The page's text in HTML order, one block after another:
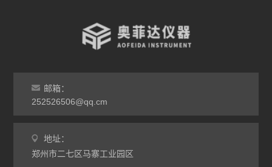
邮箱：
252526506@qq.cm
地址：
郑州市二七区马寨工业园区